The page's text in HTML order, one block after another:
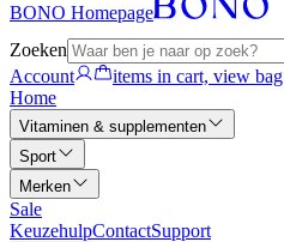
BONO Homepage
Zoeken
Account
items in cart, view bag
Home
Vitaminen & supplementen
Sport
Merken
Sale
KeuzehulpContactSupport